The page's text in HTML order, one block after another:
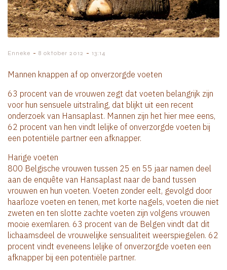
Enneke - 8 oktober 2012 - 13:14
Mannen knappen af op onverzorgde voeten
63 procent van de vrouwen zegt dat voeten belangrijk zijn
voor hun sensuele uitstraling, dat blijkt uit een recent
onderzoek van Hansaplast. Mannen zijn het hier mee eens,
62 procent van hen vindt lelijke of onverzorgde voeten bij
een potentiële partner een afknapper.
Harige voeten
800 Belgische vrouwen tussen 25 en 55 jaar namen deel
aan de enquête van Hansaplast naar de band tussen
vrouwen en hun voeten. Voeten zonder eelt, gevolgd door
haarloze voeten en tenen, met korte nagels, voeten die niet
zweten en ten slotte zachte voeten zijn volgens vrouwen
mooie exemlaren. 63 procent van de Belgen vindt dat dit
lichaamsdeel de vrouwelijke sensualiteit weerspiegelen. 62
procent vindt eveneens lelijke of onverzorgde voeten een
afknapper bij een potentiële partner.